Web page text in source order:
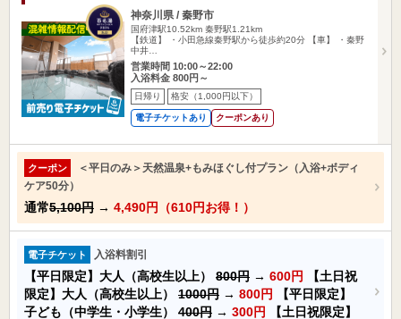
神奈川県 / 秦野市
国府津駅10.52km 秦野駅1.21km
【鉄道】 ・小田急線秦野駅から徒歩約20分 【車】 ・秦野
中井…
営業時間 10:00～22:00
入浴料金 800円～
日帰り 格安（1,000円以下）
電子チケットあり クーポンあり
クーポン
＜平日のみ＞天然温泉+もみほぐし付プラン（入浴+ボディ
ケア50分）
通常5,100円 → 4,490円（610円お得！）
電子チケット 入浴料割引
【平日限定】大人（高校生以上） 800円 → 600円
【土日祝
限定】大人（高校生以上） 1000円 → 800円
【平日限定】
子ども（中学生・小学生） 400円 → 300円
【土日祝限定】